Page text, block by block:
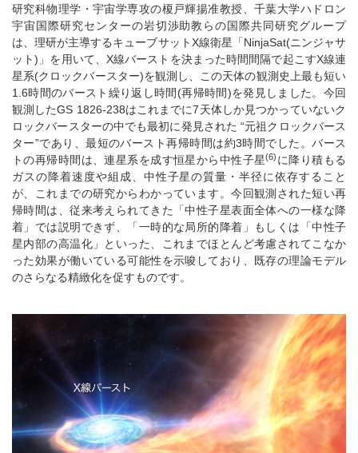
研究科物理学・宇宙学専攻の榎戸輝揚准教授、千葉大学ハドロン
宇宙国際研究センターの岩切渉助教らの国際共同研究グループ
は、理研が主導するキューブサットX線衛星「NinjaSat(ニンジャサ
ット)」を用いて、X線バーストを決まった時間間隔で起こすX線連
星系(クロックバースター)を観測し、この天体の観測史上最も短い
1.6時間のバースト繰り返し時間(再帰時間)を発見しました。今回
観測したGS 1826-238はこれまでに7天体しか見つかっていないク
ロックバースターの中でも最初に発見された “元祖クロックバース
ター”であり、最短のバースト再帰時間は約3時間でした。バース
トの再帰時間は、連星系を成す恒星から中性子星(6) に降り積もる
ガスの降着速度や組成、中性子星の質量・半径に依存すること
が、これまでの研究からわかっています。今回観測された短い再
帰時間は、従来考えられてきた「中性子星表面全体への一様な降
着」では説明できず、「一時的な局所的降着」もしくは「中性子
星内部の高温化」といった、これまでほとんど考慮されてこなか
った効果が働いている可能性を示唆しており、既存の理論モデル
のさらなる精緻化を促すものです。